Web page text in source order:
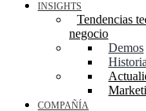
INSIGHTS
Tendencias
negocio
Demos
COMPAÑÍA